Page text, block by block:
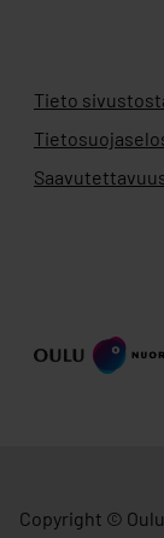
Tieto
Copyright ©